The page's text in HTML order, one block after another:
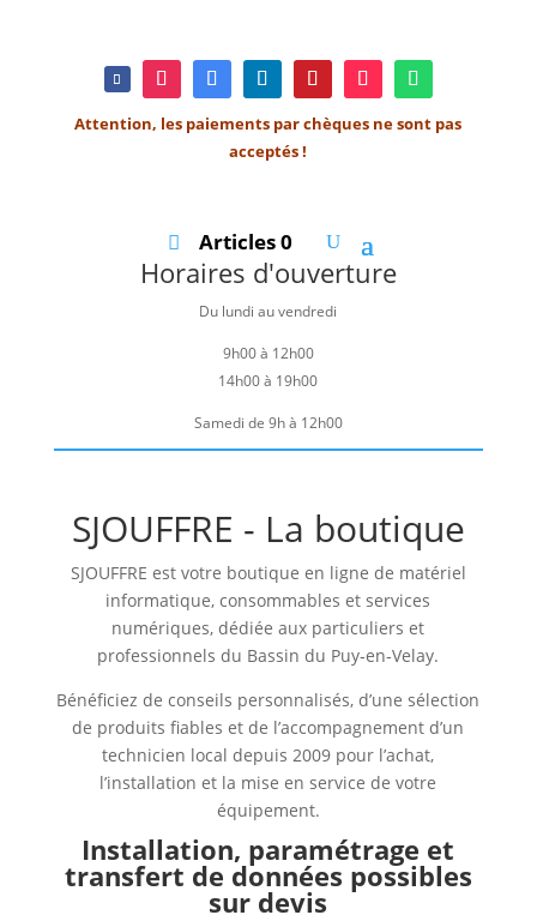
Attention, les paiements par chèques ne sont pas
acceptés !
Articles 0
Horaires d'ouverture
Du lundi au vendredi
9h00 à 12h00
14h00 à 19h00
Samedi de 9h à 12h00
SJOUFFRE - La boutique
SJOUFFRE est votre boutique en ligne de matériel
informatique, consommables et services
numériques, dédiée aux particuliers et
professionnels du Bassin du Puy‑en‑Velay.
Bénéficiez de conseils personnalisés, d’une sélection
de produits fiables et de l’accompagnement d’un
technicien local depuis 2009 pour l’achat,
l’installation et la mise en service de votre
équipement.
Installation, paramétrage et
transfert de données possibles
sur devis